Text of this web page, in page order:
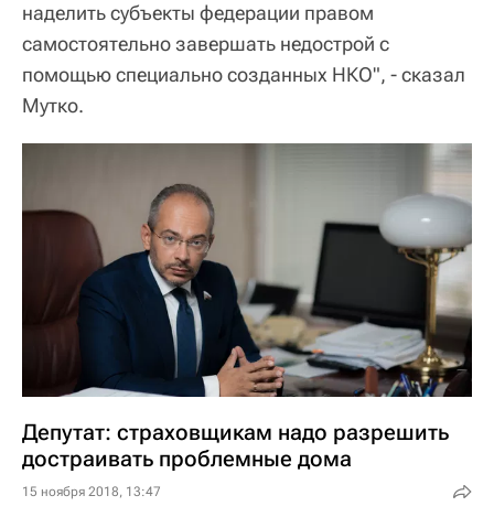
наделить субъекты федерации правом
самостоятельно завершать недострой с
помощью специально созданных НКО", - сказал
Мутко.
Депутат: страховщикам надо разрешить
достраивать проблемные дома
15 ноября 2018, 13:47